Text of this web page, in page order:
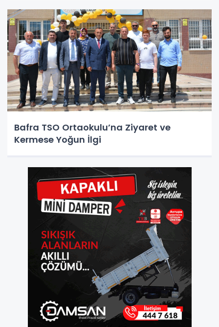
Bafra TSO Ortaokulu’na Ziyaret ve
Kermese Yoğun İlgi